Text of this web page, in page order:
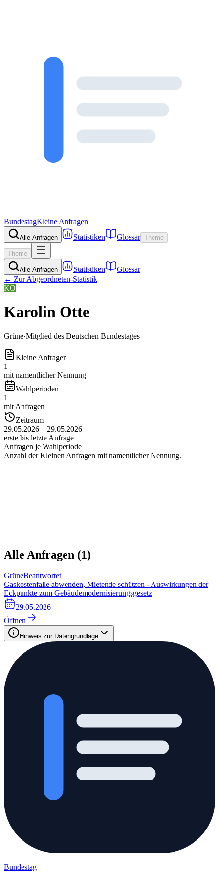
BundestagKleine Anfragen
Alle Anfragen Statistiken Glossar Theme
Theme
Alle Anfragen Statistiken
Glossar
← Zur Abgeordneten-Statistik
KO
Karolin Otte
Grüne·Mitglied des Deutschen Bundestages
Kleine Anfragen
1
mit namentlicher Nennung
Wahlperioden
1
mit Anfragen
Zeitraum
29.05.2026 – 29.05.2026
erste bis letzte Anfrage
Anfragen je Wahlperiode
Anzahl der Kleinen Anfragen mit namentlicher Nennung.
Alle Anfragen (1)
GrüneBeantwortet
Gaskostenfalle abwenden, Mietende schützen - Auswirkungen der
Eckpunkte zum Gebäudemodernisierungsgesetz
29.05.2026
Öffnen
Hinweis zur Datengrundlage
Bundestag